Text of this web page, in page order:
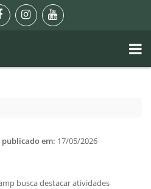
publicado em: 17/05/2026
busca destacar atividades